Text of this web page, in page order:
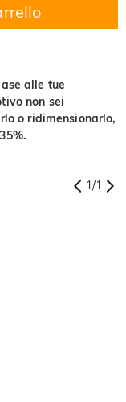
alle tue
non sei
o ridimensionarlo,
1/1